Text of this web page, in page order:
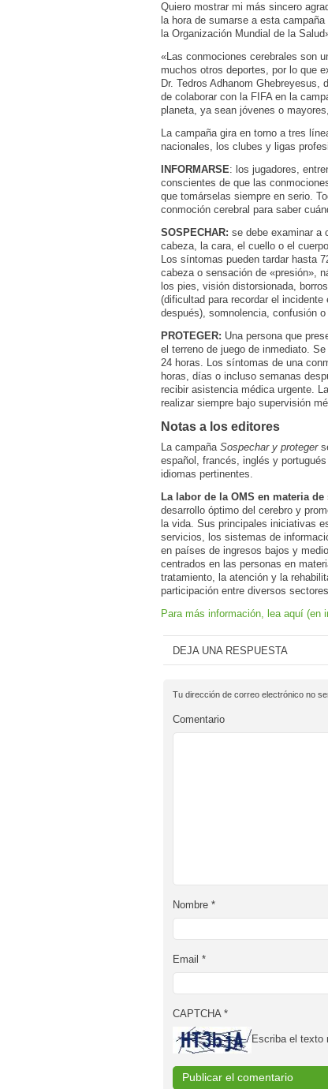
Quiero mostrar mi más sincero
la hora de sumarse a esta
la Organización Mundial de la
«Las conmociones cerebrales son
muchos otros deportes, por lo que
Dr. Tedros Adhanom
de colaborar con la FIFA en la
planeta, ya sean jóvenes o
La campaña gira en torno a tres
nacionales, los clubes y ligas
INFORMARSE: los jugadores,
conscientes de que las
que tomárselas siempre en serio.
conmoción cerebral para saber
SOSPECHAR: se debe examinar a
cabeza, la cara, el cuello o el
Los síntomas pueden tardar hasta
cabeza o sensación de «presión»,
los pies, visión distorsionada,
(dificultad para recordar el
después), somnolencia, confusión
PROTEGER: Una persona que
el terreno de juego de inmediato.
24 horas. Los síntomas de una
horas, días o incluso semanas
recibir asistencia médica urgente.
realizar siempre bajo supervisión
Notas a los editores
La campaña Sospechar y proteger
español, francés, inglés y
idiomas pertinentes.
La labor de la OMS en materia
desarrollo óptimo del cerebro y
la vida. Sus principales iniciativas
servicios, los sistemas de
en países de ingresos bajos y
centrados en las personas en
tratamiento, la atención y la
participación entre diversos
Para más información, lea aquí (en
DEJA UNA RESPUESTA
Tu dirección de correo electrónico no
Comentario
Nombre *
Email *
CAPTCHA *
Escriba el texto